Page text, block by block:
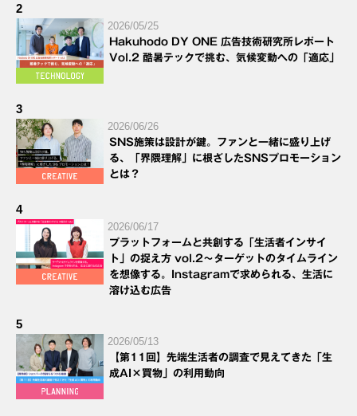
2
2026/05/25
Hakuhodo DY ONE 広告技術研究所レポート
Vol.2 酷暑テックで挑む、気候変動への「適応」
3
2026/06/26
SNS施策は設計が鍵。ファンと一緒に盛り上げ
る、「界隈理解」に根ざしたSNSプロモーション
とは？
4
2026/06/17
プラットフォームと共創する「生活者インサイ
ト」の捉え方 vol.2～ターゲットのタイムライン
を想像する。Instagramで求められる、生活に
溶け込む広告
5
2026/05/13
【第11回】先端生活者の調査で見えてきた「生
成AI×買物」の利用動向